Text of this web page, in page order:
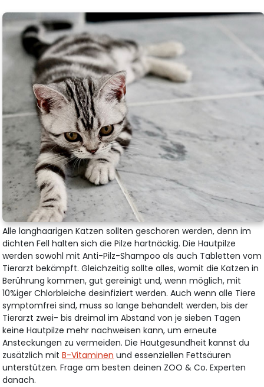
Alle langhaarigen Katzen sollten geschoren werden, denn im
dichten Fell halten sich die Pilze hartnäckig. Die Hautpilze
werden sowohl mit Anti-Pilz-Shampoo als auch Tabletten vom
Tierarzt bekämpft. Gleichzeitig sollte alles, womit die Katzen in
Berührung kommen, gut gereinigt und, wenn möglich, mit
10%iger Chlorbleiche desinfiziert werden. Auch wenn alle Tiere
symptomfrei sind, muss so lange behandelt werden, bis der
Tierarzt zwei- bis dreimal im Abstand von je sieben Tagen
keine Hautpilze mehr nachweisen kann, um erneute
Ansteckungen zu vermeiden. Die Hautgesundheit kannst du
zusätzlich mitB-Vitaminen und essenziellen Fettsäuren
unterstützen. Frage am besten deinen ZOO & Co. Experten
danach.